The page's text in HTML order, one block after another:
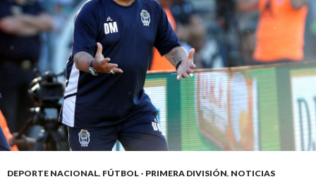
DEPORTE NACIONAL, FÚTBOL - PRIMERA DIVISIÓN, NOTICIAS